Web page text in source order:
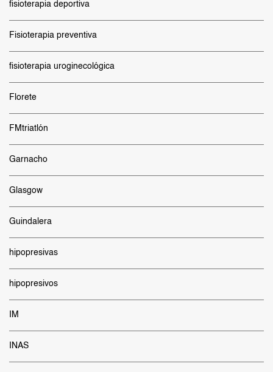
fisioterapia deportiva
Fisioterapia preventiva
fisioterapia uroginecológica
Florete
FMtriatlón
Garnacho
Glasgow
Guindalera
hipopresivas
hipopresivos
IM
INAS